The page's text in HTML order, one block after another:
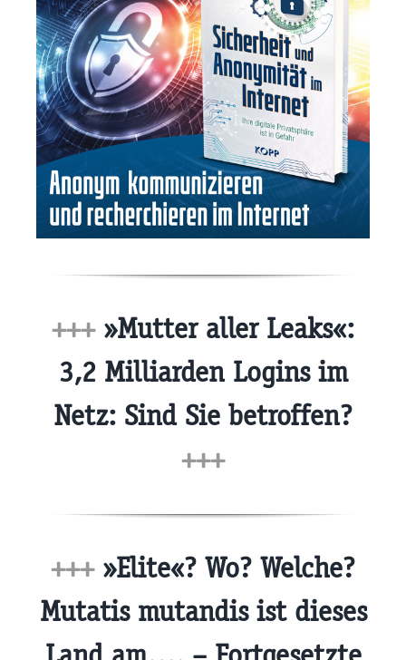
+++»Mutter aller Leaks«:
3,2 Milliarden Logins im
Netz: Sind Sie betroffen?
+++
+++»Elite«? Wo? Welche?
Mutatis mutandis ist dieses